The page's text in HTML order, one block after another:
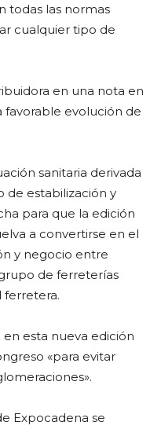
todas las normas
cualquier tipo de
en una nota en
favorable evolución de
sanitaria derivada
de estabilización y
para que la edición
a convertirse en el
y negocio entre
de ferreterías
ferretera.
esta nueva edición
«para evitar
Expocadena se